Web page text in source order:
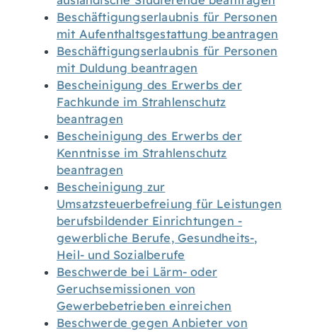
Beschäftigungserlaubnis für Personen
mit Aufenthaltsgestattung beantragen
Beschäftigungserlaubnis für Personen
mit Duldung beantragen
Bescheinigung des Erwerbs der
Fachkunde im Strahlenschutz
beantragen
Bescheinigung des Erwerbs der
Kenntnisse im Strahlenschutz
beantragen
Bescheinigung zur
Umsatzsteuerbefreiung für Leistungen
berufsbildender Einrichtungen -
gewerbliche Berufe, Gesundheits-,
Heil- und Sozialberufe
Beschwerde bei Lärm- oder
Geruchsemissionen von
Gewerbebetrieben einreichen
Beschwerde gegen Anbieter von